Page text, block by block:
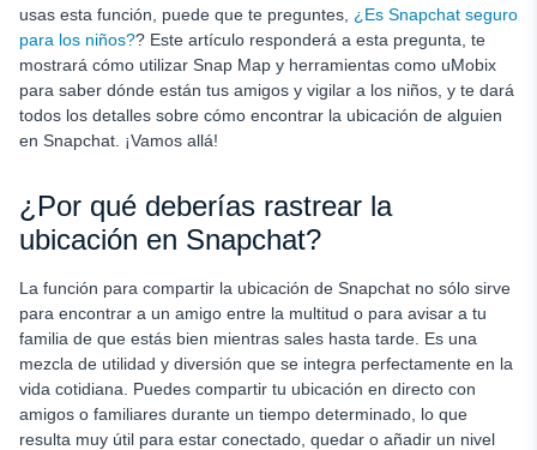
usas esta función, puede que te preguntes, ¿Es Snapchat seguro
para los niños?? Este artículo responderá a esta pregunta, te
mostrará cómo utilizar Snap Map y herramientas como uMobix
para saber dónde están tus amigos y vigilar a los niños, y te dará
todos los detalles sobre cómo encontrar la ubicación de alguien
en Snapchat. ¡Vamos allá!
¿Por qué deberías rastrear la
ubicación en Snapchat?
La función para compartir la ubicación de Snapchat no sólo sirve
para encontrar a un amigo entre la multitud o para avisar a tu
familia de que estás bien mientras sales hasta tarde. Es una
mezcla de utilidad y diversión que se integra perfectamente en la
vida cotidiana. Puedes compartir tu ubicación en directo con
amigos o familiares durante un tiempo determinado, lo que
resulta muy útil para estar conectado, quedar o añadir un nivel